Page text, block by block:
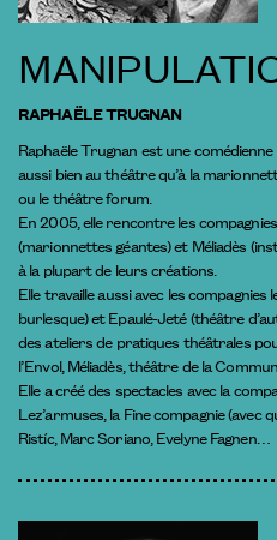
RAPHAËLE TRUGNAN
Raphaële Trugnan est une
aussi bien au théâtre qu’à la
ou le théâtre forum.
En 2005, elle rencontre les
(marionnettes géantes) et Méliadès
à la plupart de leurs créations.
Elle travaille aussi avec les
burlesque) et Epaulé-Jeté (théâtre
des ateliers de pratiques théâtrales
l’Envol, Méliadès, théâtre de la
Elle a créé des spectacles avec la
Lez’armuses, la Fine compagnie (avec
Ristíc, Marc Soriano, Evelyne Fagnen…